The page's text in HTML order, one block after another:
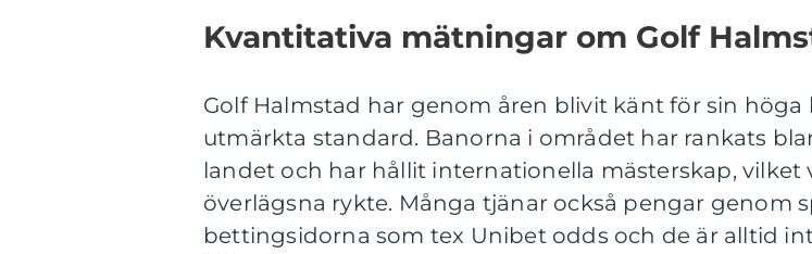
Kvantitativa mätningar om Golf
Golf Halmstad har genom åren blivit känt för sin höga
utmärkta standard. Banorna i området har rankats
landet och har hållit internationella mästerskap, vilket
överlägsna rykte. Många tjänar också pengar genom
bettingsidorna som tex Unibet odds och de är alltid